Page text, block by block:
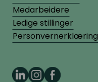
Medarbeidere
Ledige stillinger
Personvernerklæring